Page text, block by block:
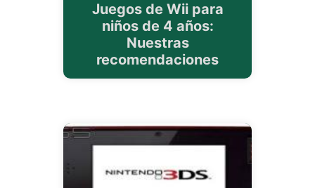
Juegos de Wii para
niños de 4 años:
Nuestras
recomendaciones